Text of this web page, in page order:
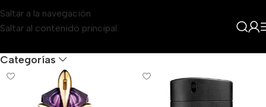
Saltar a la navegación
Saltar al contenido principal
Categorías